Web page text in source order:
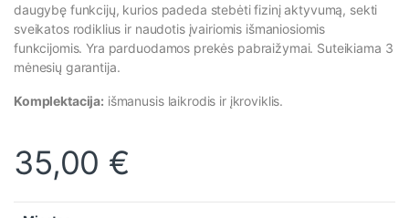
daugybę funkcijų, kurios padeda stebėti fizinį aktyvumą, sekti
sveikatos rodiklius ir naudotis įvairiomis išmaniosiomis
funkcijomis. Yra parduodamos prekės pabraižymai. Suteikiama 3
mėnesių garantija.
Komplektacija: išmanusis laikrodis ir įkroviklis.
35,00 €